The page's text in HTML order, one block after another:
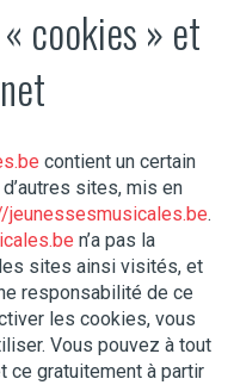
cookies » et
contient un certain
sites, mis en
jeunessesmusicales.be.
n’a pas la
sites ainsi visités, et
responsabilité de ce
les cookies, vous
Vous pouvez à tout
ce gratuitement à partir